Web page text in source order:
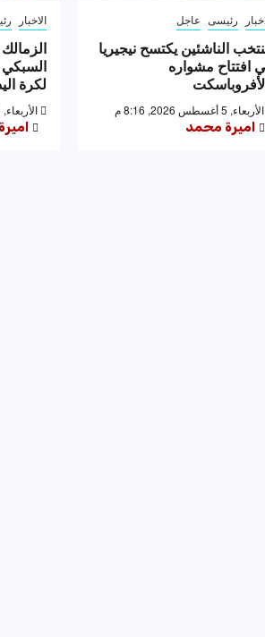
رئيسى عاجل
الناشئين يكتسح نيجيريا
افتتاح مشواره
الأربعاء, 5 أغسطس 2026, 8:16 م
اميرة محمد
الاخبار
السبكي
لكرة
الأربعاء, 5 أغسطس 2026, 6:06 م